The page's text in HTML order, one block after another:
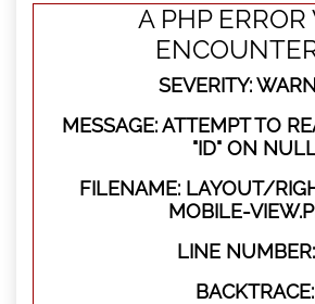
A PHP ERROR
SEVERITY:
MESSAGE: ATTEMPT TO
"ID" ON
FILENAME: LAYOUT/
MOBILE-
LINE
BACKTRACE: